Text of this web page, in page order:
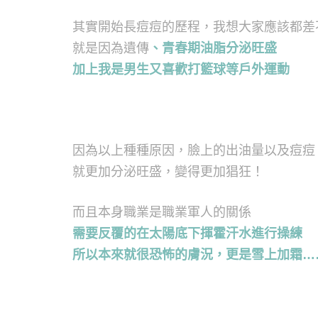
其實開始長痘痘的歷程，我想大家應該都差
就是因為遺傳 、青春期油脂分泌旺盛
加上我是男生又喜歡打籃球等戶外運動
因為以上種種原因，臉上的出油量以及痘痘
就更加分泌旺盛，變得更加猖狂！
而且本身職業是職業軍人的關係
需要反覆的在太陽底下揮霍汗水進行操練
所以本來就很恐怖的膚況，更是雪上加霜